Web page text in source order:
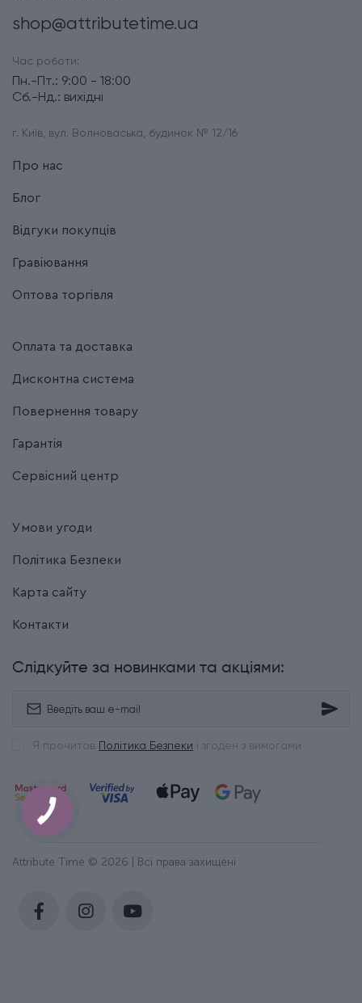
shop@attributetime.ua
Час роботи:
Пн.-Пт.: 9:00 - 18:00
Сб.-Нд.: вихідні
г. Київ, вул. Волноваська, будинок № 12/16
Про нас
Блог
Відгуки покупців
Гравіювання
Оптова торгівля
Оплата та доставка
Дисконтна система
Повернення товару
Гарантія
Сервісний центр
Умови угоди
Політика Безпеки
Карта сайту
Контакти
Слідкуйте за новинками та акціями:
Я прочитав Політика Безпеки і згоден з вимогами
Attribute Time © 2026 | Всі права захищені